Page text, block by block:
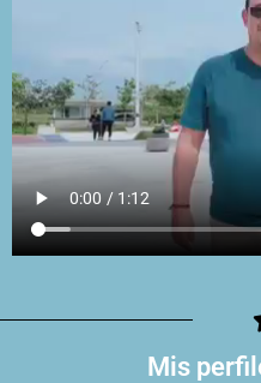
Mis